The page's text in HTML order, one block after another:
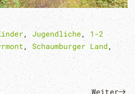
,Jugendliche , 1-2
, Schaumburger Land ,
Weiter